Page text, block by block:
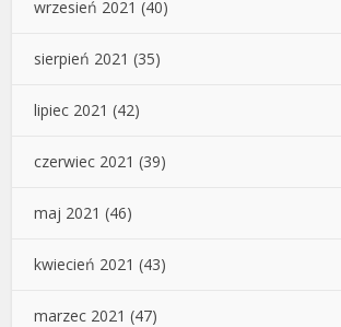
wrzesień 2021 (40)
sierpień 2021 (35)
lipiec 2021 (42)
czerwiec 2021 (39)
maj 2021 (46)
kwiecień 2021 (43)
marzec 2021 (47)